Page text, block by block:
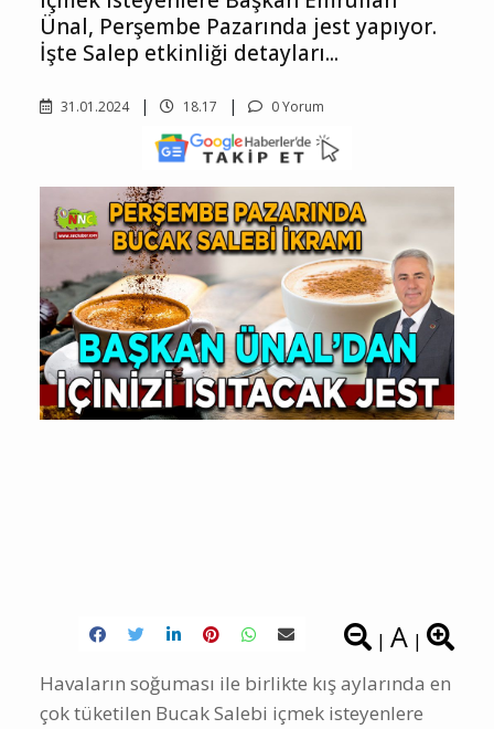
Ünal, Perşembe Pazarında jest yapıyor.
İşte Salep etkinliği detayları...
31.01.2024 18.17 0 Yorum
| A |
Havaların soğuması ile birlikte kış aylarında en
çok tüketilen Bucak Salebi içmek isteyenlere